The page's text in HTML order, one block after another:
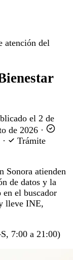
atención del
el 2 de
de 2026 ·
·
Trámite
Sonora atienden
de datos y la
en el buscador
lleve INE,
7:00 a 21:00)